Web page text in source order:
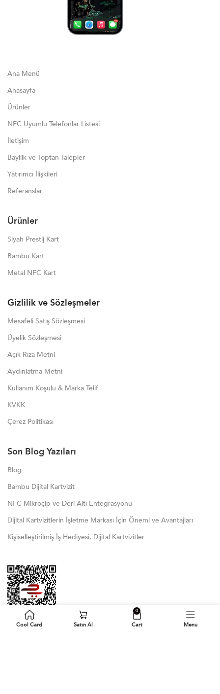
Ana Menü
Anasayfa
Ürünler
NFC Uyumlu Telefonlar Listesi
İletişim
Bayilik ve Toptan Talepler
Yatırımcı İlişkileri
Referanslar
Ürünler
Siyah Prestij Kart
Bambu Kart
Metal NFC Kart
Gizlilik ve Sözleşmeler
Mesafeli Satış Sözleşmesi
Üyelik Sözleşmesi
Açık Rıza Metni
Aydınlatma Metni
Kullanım Koşulu & Marka Telif
KVKK
Çerez Politikası
Son Blog Yazıları
Blog
Bambu Dijital Kartvizit
NFC Mikroçip ve Deri Altı Entegrasyonu
Dijital Kartvizitlerin İşletme Markası İçin Önemi ve Avantajları
Kişiselleştirilmiş İş Hediyesi, Dijital Kartvizitler
Cool Card Satın Al
0
Cart Menu